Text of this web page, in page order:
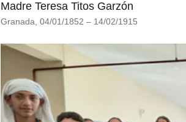
Madre Teresa Titos Garzón
Granada, 04/01/1852 – 14/02/1915